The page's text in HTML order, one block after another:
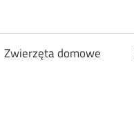
Zwierzęta domowe